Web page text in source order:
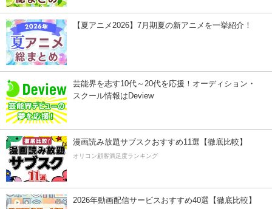
【夏アニメ2026】7月期夏の新アニメを一挙紹介！
芸能界を志す10代～20代を応援！オーディション・
スクール情報はDeview
漫画読み放題サブスクおすすめ11選【徹底比較】
オリコン顧客満足度ランキング
2026年動画配信サービスおすすめ40選【徹底比較】